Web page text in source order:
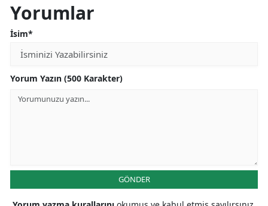
Yorumlar
İsim*
Yorum Yazın (500 Karakter)
GÖNDER